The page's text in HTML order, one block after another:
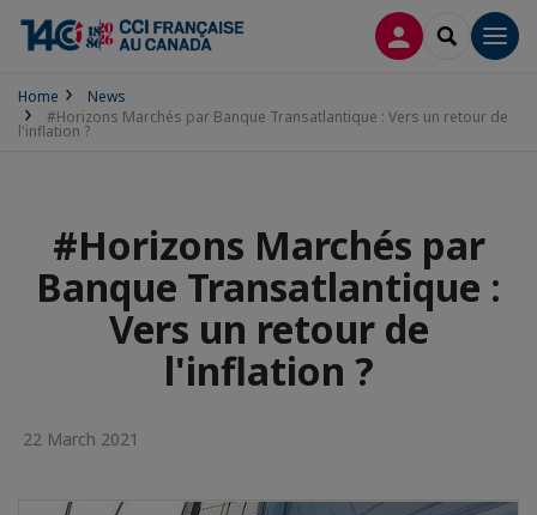
LOG INSEARCH
Home
News
#Horizons Marchés par Banque Transatlantique : Vers un retour de
l'inflation ?
#Horizons Marchés par
Banque Transatlantique :
Vers un retour de
l'inflation ?
22 March 2021